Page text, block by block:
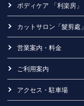
ボディケア 「利楽房」
カットサロン「髮剪處」
営業案内・料金
ご利用案内
アクセス・駐車場